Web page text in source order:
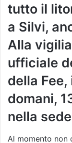
tutto il
a Silvi,
Alla
ufficiale
della
domani,
nella
Al momento non